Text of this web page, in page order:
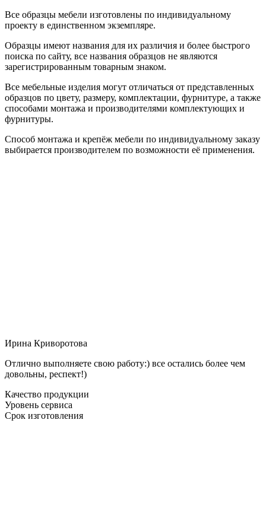
Все образцы мебели изготовлены по индивидуальному
проекту в единственном экземпляре.
Образцы имеют названия для их различия и более быстрого
поиска по сайту, все названия образцов не являются
зарегистрированным товарным знаком.
Все мебельные изделия могут отличаться от представленных
образцов по цвету, размеру, комплектации, фурнитуре, а также
способами монтажа и производителями комплектующих и
фурнитуры.
Способ монтажа и крепёж мебели по индивидуальному заказу
выбирается производителем по возможности её применения.
Ирина Криворотова
Отлично выполняете свою работу:) все остались более чем
довольны, респект!)
Качество продукции
Уровень сервиса
Срок изготовления